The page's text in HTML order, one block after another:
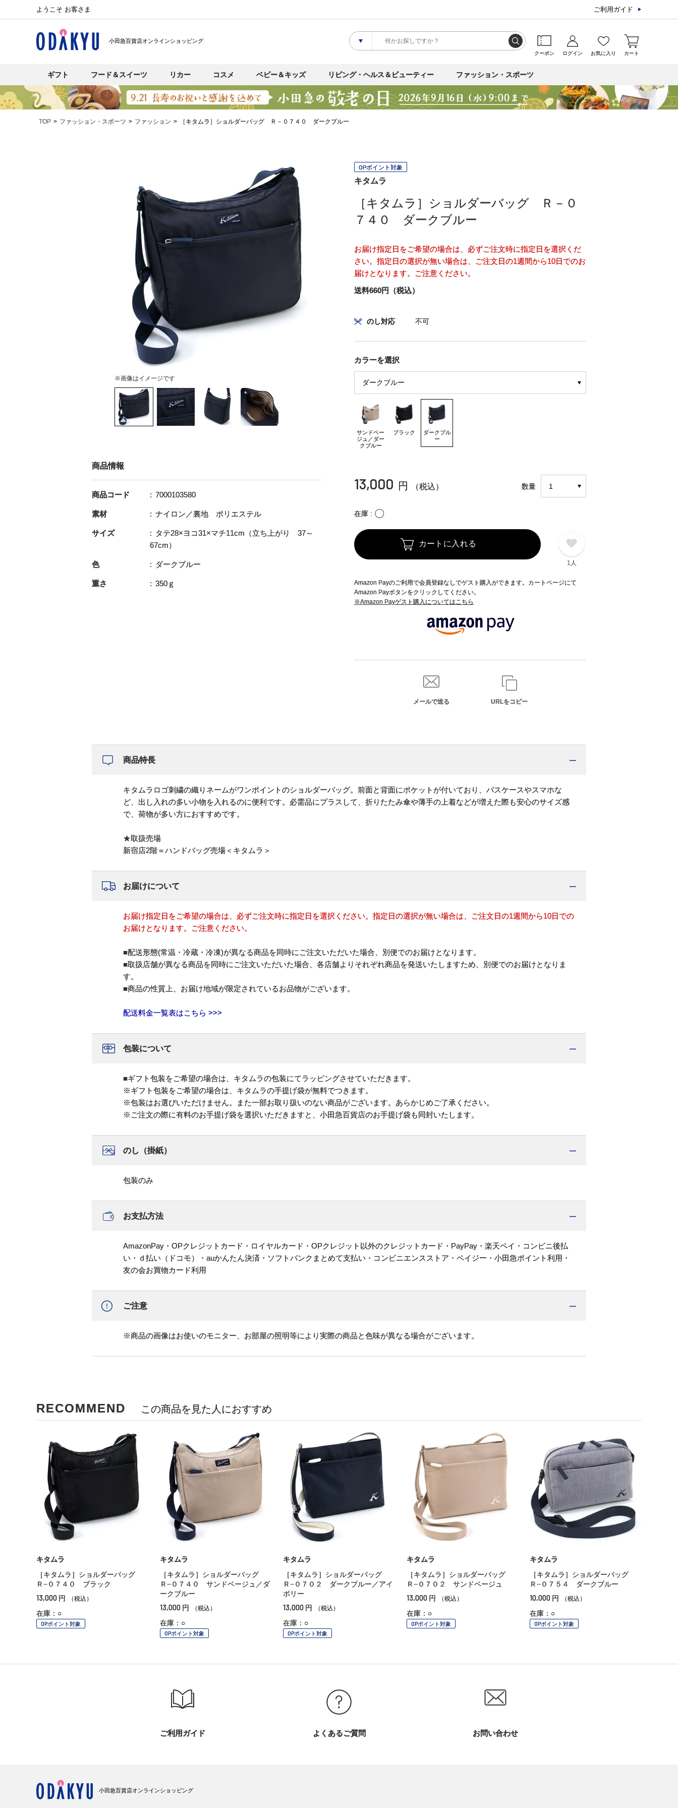
ようこそ お客さま ご利用ガイド
小田急百貨店オンラインショッピング
クーポン ログイン お気に入り カート
ギフト フード＆スイーツ リカー コスメ ベビー＆キッズ リビング・ヘルス＆ビューティー ファッション・スポーツ
TOP ファッション・スポーツ ファッション ［キタムラ］ショルダーバッグ Ｒ－０７４０ ダークブルー
※画像はイメージです
OPポイント対象
キタムラ
［キタムラ］ショルダーバッグ Ｒ－０
７４０ ダークブルー
お届け指定日をご希望の場合は、必ずご注文時に指定日を選択くだ
さい。指定日の選択が無い場合は、ご注文日の1週間から10日でのお
届けとなります。ご注意ください。
送料660円（税込）
のし対応 不可
カラーを選択
サンドベー
ジュ／ダー
クブルー
ブラック
ダークブル
ー
13,000 円 （税込） 数量
在庫 〇
カートに入れる
1人
Amazon Payのご利用で会員登録なしでゲスト購入ができます。カートページにて
Amazon Payボタンをクリックしてください。
※Amazon Payゲスト購入についてはこちら
メールで送る URLをコピー
商品情報
商品コード 7000103580
素材 ナイロン／裏地 ポリエステル
サイズ
タテ28×ヨコ31×マチ11cm（立ち上がり 37～
67cm）
色 ダークブルー
重さ 350ｇ
商品特長
キタムラロゴ刺繍の織りネームがワンポイントのショルダーバッグ。前面と背面にポケットが付いており、パスケースやスマホな
ど、出し入れの多い小物を入れるのに便利です。必需品にプラスして、折りたたみ傘や薄手の上着などが増えた際も安心のサイズ感
で、荷物が多い方におすすめです。
★取扱売場
新宿店2階＝ハンドバッグ売場＜キタムラ＞
お届けについて
お届け指定日をご希望の場合は、必ずご注文時に指定日を選択ください。指定日の選択が無い場合は、ご注文日の1週間から10日での
お届けとなります。ご注意ください。
■配送形態(常温・冷蔵・冷凍)が異なる商品を同時にご注文いただいた場合、別便でのお届けとなります。
■取扱店舗が異なる商品を同時にご注文いただいた場合、各店舗よりそれぞれ商品を発送いたしますため、別便でのお届けとなりま
す。
■商品の性質上、お届け地域が限定されているお品物がございます。
配送料金一覧表はこちら >>>
包装について
■ギフト包装をご希望の場合は、キタムラの包装にてラッピングさせていただきます。
※ギフト包装をご希望の場合は、キタムラの手提げ袋が無料でつきます。
※包装はお選びいただけません。また一部お取り扱いのない商品がございます。あらかじめご了承ください。
※ご注文の際に有料のお手提げ袋を選択いただきますと、小田急百貨店のお手提げ袋も同封いたします。
のし（掛紙）
包装のみ
お支払方法
AmazonPay・OPクレジットカード・ロイヤルカード・OPクレジット以外のクレジットカード・PayPay・楽天ペイ・コンビニ後払
い・ｄ払い（ドコモ）・auかんたん決済・ソフトバンクまとめて支払い・コンビニエンスストア・ペイジー・小田急ポイント利用・
友の会お買物カード利用
ご注意
※商品の画像はお使いのモニター、お部屋の照明等により実際の商品と色味が異なる場合がございます。
RECOMMEND この商品を見た人におすすめ
キタムラ
［キタムラ］ショルダーバッグ
Ｒ−０７４０ ブラック
13,000 円 （税込）
在庫：○
OPポイント対象
キタムラ
［キタムラ］ショルダーバッグ
Ｒ−０７４０ サンドベージュ／ダ
ークブルー
13,000 円 （税込）
在庫：○
OPポイント対象
キタムラ
［キタムラ］ショルダーバッグ
Ｒ−０７０２ ダークブルー／アイ
ボリー
13,000 円 （税込）
在庫：○
OPポイント対象
キタムラ
［キタムラ］ショルダーバッグ
Ｒ−０７０２ サンドベージュ
13,000 円 （税込）
在庫：○
OPポイント対象
キタムラ
［キタムラ］ショルダーバッグ
Ｒ−０７５４ ダークブルー
10,000 円 （税込）
在庫：○
OPポイント対象
ご利用ガイド よくあるご質問 お問い合わせ
小田急百貨店オンラインショッピング